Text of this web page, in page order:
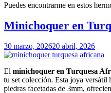
Puedes encontrarme en estos
Minichoquer en
30 marzo, 202620 abril, 2026
El minichoquer en Turquesa
tu set colección. Esta joya versátil
piedras facetadas de 3mm,